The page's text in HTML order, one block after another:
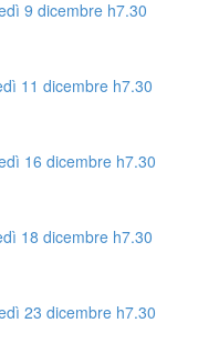
9 dicembre h7.30
11 dicembre h7.30
16 dicembre h7.30
18 dicembre h7.30
23 dicembre h7.30